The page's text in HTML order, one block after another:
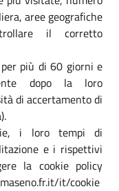
aree geografiche
il corretto
più di 60 giorni e
dopo la loro
di accertamento di
i loro tempi di
e i rispettivi
la cookie policy
it/cookie